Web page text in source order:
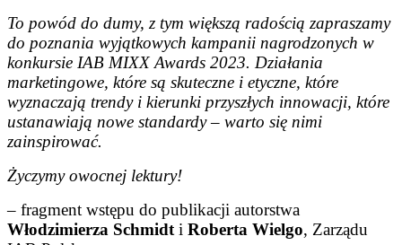
To powód do dumy, z tym większą radością zapraszamy
do poznania wyjątkowych kampanii nagrodzonych w
konkursie IAB MIXX Awards 2023. Działania
marketingowe, które są skuteczne i etyczne, które
wyznaczają trendy i kierunki przyszłych innowacji, które
ustanawiają nowe standardy – warto się nimi
zainspirować.
Życzymy owocnej lektury!
– fragment wstępu do publikacji autorstwa
Włodzimierza Schmidti Roberta Wielgo, Zarządu